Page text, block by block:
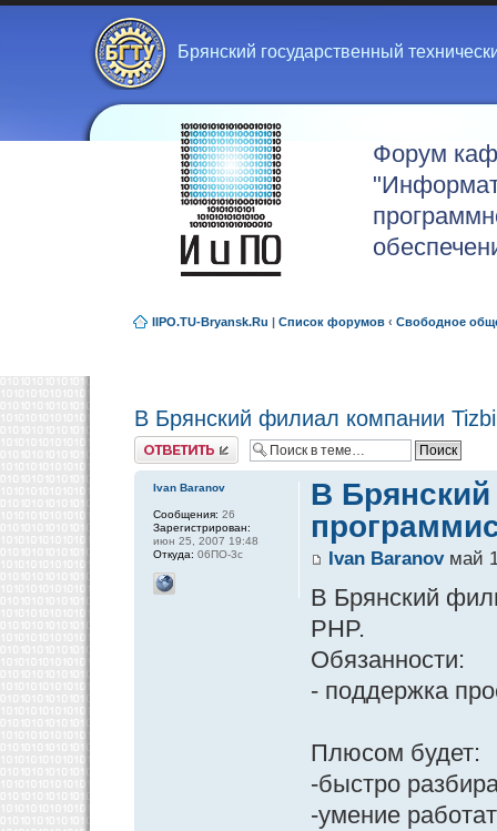
Брянский государственный
Форум
IIPO.TU-Bryansk.Ru | Список форумов ‹ Свободное
В Брянский филиал компании
Ответить
В
Ivan Baranovмай
В Брянский
PHP.
Обязанности:
- поддержка
Плюсом будет:
-быстро
-умение
Ivan Baranov
Сообщения: 26
Зарегистрирован:
июн 25, 2007 19:48
Откуда: 06ПО-3с